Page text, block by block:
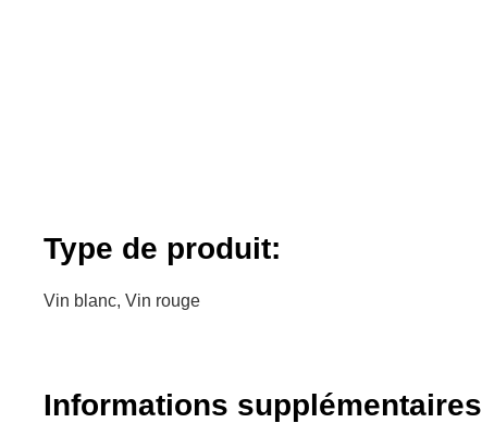
Type de produit:
Vin blanc, Vin rouge
Informations supplémentaires